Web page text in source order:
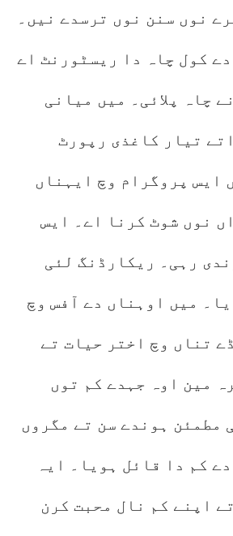
نوں سنن نوں ترسدے نیں۔
کول چاہ دا ریسٹورنٹ اے
چاہ پلائی۔ میں میانی
تیار کاغذی رپورٹ
ایس پروگرام وچ ایہناں
نوں شوٹ کرنا اے۔ ایس
رہی۔ ریکارڈنگ لئی
میں اوہناں دے آفس وچ
تناں وچ اختر حیات تے
مین اوہ جہدے کم توں
مطمئن ہوندے سن تے مگروں
کم دا قائل ہویا۔ ایہ
اپنے کم نال محبت کرن